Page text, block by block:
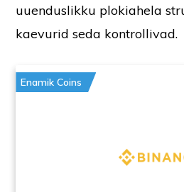
uuenduslikku plokiahela
kaevurid seda kontrollivad.
Enamik Coins